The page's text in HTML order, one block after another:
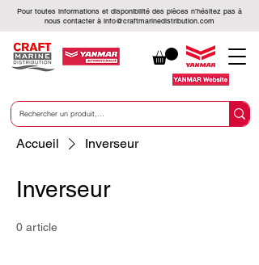
Pour toutes informations et disponibilité des pièces n’hésitez pas à
nous contacter à info@craftmarinedistribution.com
Accueil Inverseur
Inverseur
0 article